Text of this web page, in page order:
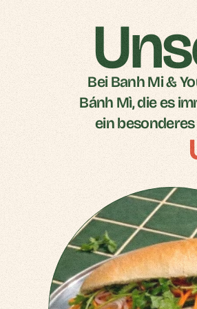
Bei Banh Mi &
Bánh Mì, die es
ein